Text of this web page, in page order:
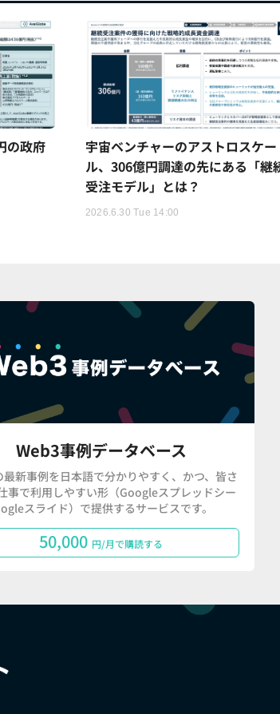
の政府
宇宙ベンチャーのアストロスケー
ル、306億円調達の先にある「継
受注モデル」とは？
2026.6.30 Tue 14:00
Web3事例データベース
新事例を日本語で分かりやすく、かつ、皆さ
事で利用しやすい形（Googleスプレッドシー
スライド）で提供するサービスです。
50,000 円/月で購読する